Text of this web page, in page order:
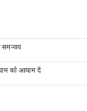
समन्वय
को आयाम दें